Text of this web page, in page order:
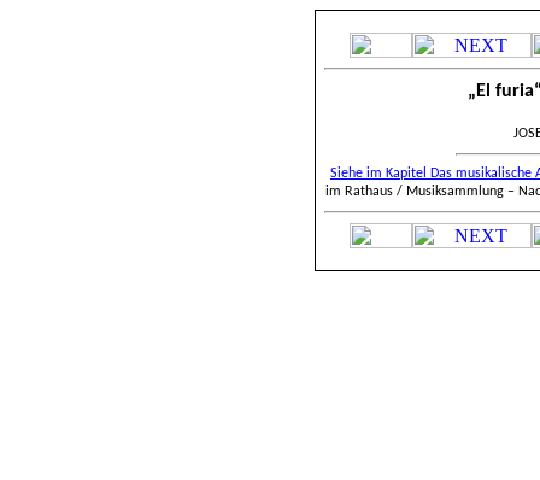
„El
Siehe im Kapitel Das musikalische
im Rathaus / Musiksammlung –